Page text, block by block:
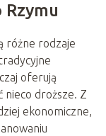
różne rodzaje
oferują
droższe. Z
ekonomiczne,